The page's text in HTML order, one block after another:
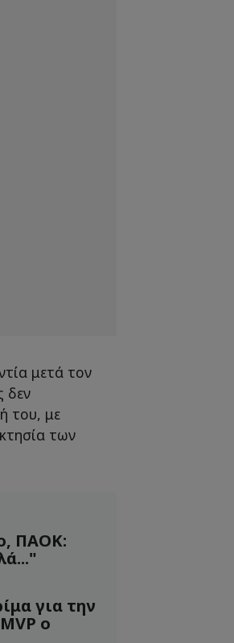
μετά τον
δεν
του, με
των
ΠΑΟΚ:
για την
ο